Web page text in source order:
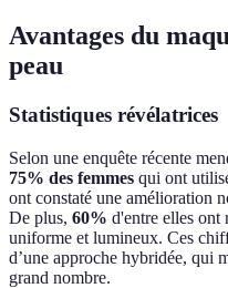
Avantages du
peau
Statistiques révélatrices
Selon une enquête récente
75% des femmes qui ont
ont constaté une amélioration
De plus, 60% d'entre elles ont
uniforme et lumineux. Ces
d’une approche hybridée, qui
grand nombre.